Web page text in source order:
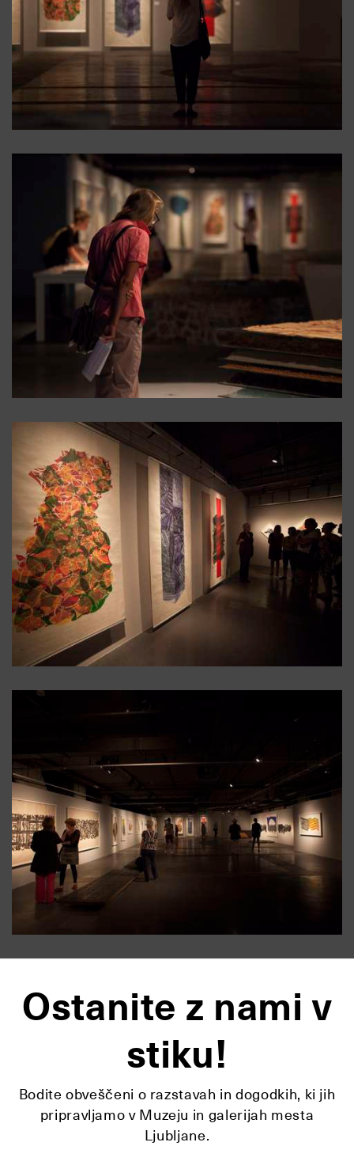
Ostanite z nami v
stiku!
Bodite obveščeni o razstavah in dogodkih, ki jih
pripravljamo v Muzeju in galerijah mesta
Ljubljane.